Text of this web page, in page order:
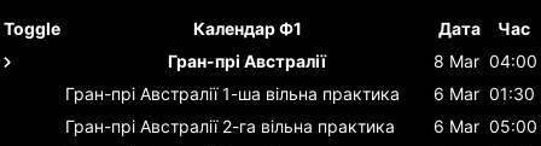
Toggle Календар Ф1 Дата
Час
Гран-прі Австралії
8 Mar 04:00
Гран-прі Австралії 1-ша вільна практика 6 Mar 01:30
Гран-прі Австралії 2-га вільна практика 6 Mar 05:00